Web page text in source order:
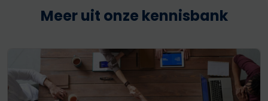
Meer uit onze kennisbank